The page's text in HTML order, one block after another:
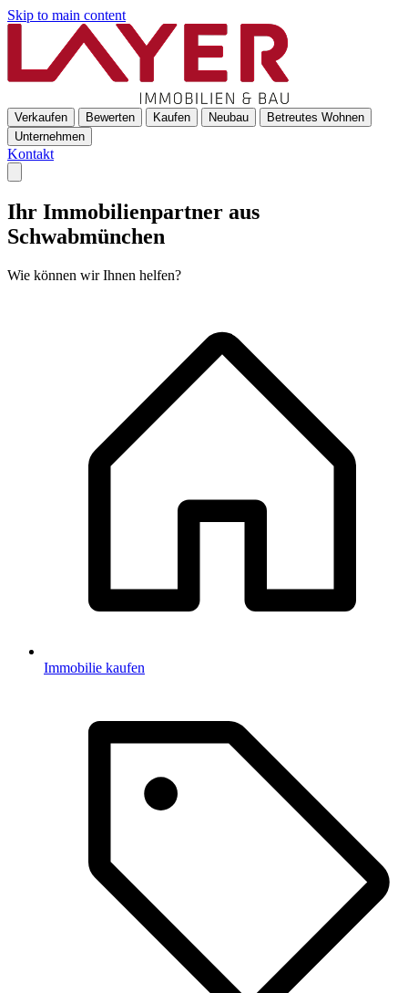
Skip to main content
Verkaufen Bewerten Kaufen Neubau
Betreutes Wohnen
Unternehmen
Kontakt
Ihr Immobilienpartner aus
Schwabmünchen
Wie können wir Ihnen helfen?
Immobilie kaufen